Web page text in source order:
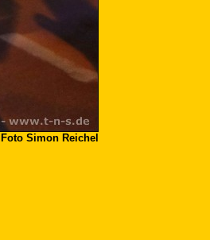
Simon Reichel